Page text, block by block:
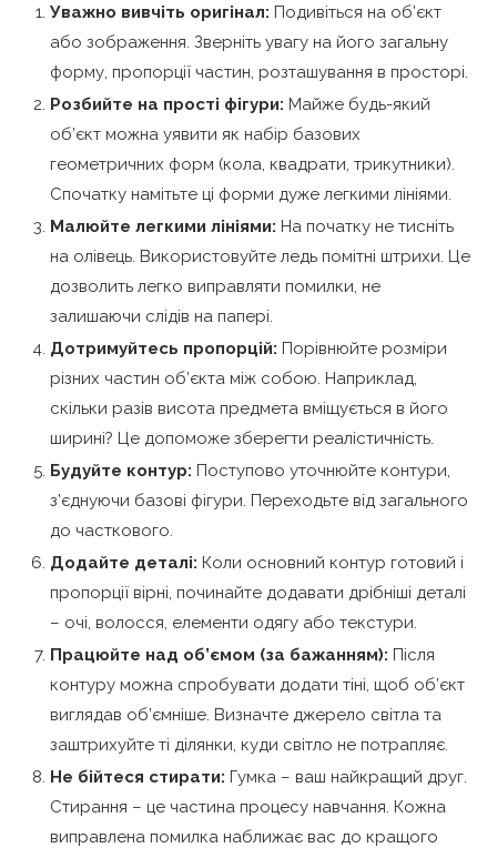
Уважно вивчіть оригінал: Подивіться на об’єкт
або зображення. Зверніть увагу на його загальну
форму, пропорції частин, розташування в просторі.
Розбийте на прості фігури: Майже будь-який
об’єкт можна уявити як набір базових
геометричних форм (кола, квадрати, трикутники).
Спочатку намітьте ці форми дуже легкими лініями.
Малюйте легкими лініями: На початку не тисніть
на олівець. Використовуйте ледь помітні штрихи. Це
дозволить легко виправляти помилки, не
залишаючи слідів на папері.
Дотримуйтесь пропорцій: Порівнюйте розміри
різних частин об’єкта між собою. Наприклад,
скільки разів висота предмета вміщується в його
ширині? Це допоможе зберегти реалістичність.
Будуйте контур: Поступово уточнюйте контури,
з’єднуючи базові фігури. Переходьте від загального
до часткового.
Додайте деталі: Коли основний контур готовий і
пропорції вірні, починайте додавати дрібніші деталі
– очі, волосся, елементи одягу або текстури.
Працюйте над об’ємом (за бажанням): Після
контуру можна спробувати додати тіні, щоб об’єкт
виглядав об’ємніше. Визначте джерело світла та
заштрихуйте ті ділянки, куди світло не потрапляє.
Не бійтеся стирати: Гумка – ваш найкращий друг.
Стирання – це частина процесу навчання. Кожна
виправлена помилка наближає вас до кращого